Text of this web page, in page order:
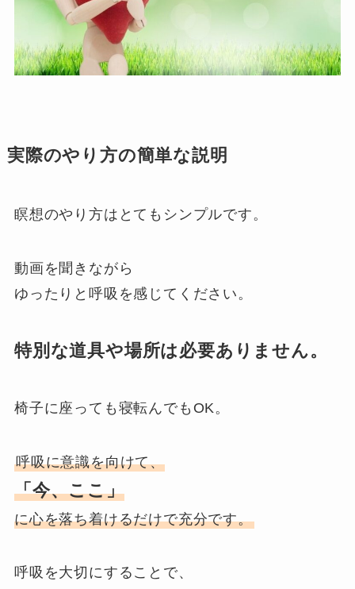
実際のやり方の簡単な説明
瞑想のやり方はとてもシンプルです。
動画を聞きながら
ゆったりと呼吸を感じてください。
特別な道具や場所は必要ありません。
椅子に座っても寝転んでもOK。
呼吸に意識を向けて、
「今、ここ」
に心を落ち着けるだけで充分です。
呼吸を大切にすることで、